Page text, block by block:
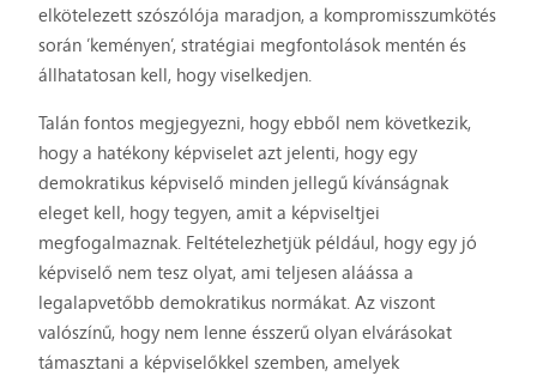
elkötelezett szószólója maradjon, a kompromisszumkötés
során ’keményen’, stratégiai megfontolások mentén és
állhatatosan kell, hogy viselkedjen.
Talán fontos megjegyezni, hogy ebből nem következik,
hogy a hatékony képviselet azt jelenti, hogy egy
demokratikus képviselő minden jellegű kívánságnak
eleget kell, hogy tegyen, amit a képviseltjei
megfogalmaznak. Feltételezhetjük például, hogy egy jó
képviselő nem tesz olyat, ami teljesen aláássa a
legalapvetőbb demokratikus normákat. Az viszont
valószínű, hogy nem lenne ésszerű olyan elvárásokat
támasztani a képviselőkkel szemben, amelyek